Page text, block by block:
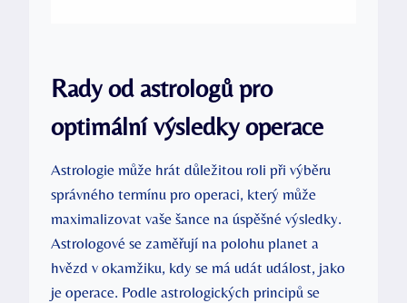
Rady od astrologů pro
optimální výsledky operace
Astrologie může hrát důležitou roli při výběru
správného termínu pro operaci, který může
maximalizovat vaše šance na úspěšné výsledky.
Astrologové se zaměřují na polohu planet a
hvězd v okamžiku, kdy se má udát událost, jako
je operace. Podle astrologických principů se